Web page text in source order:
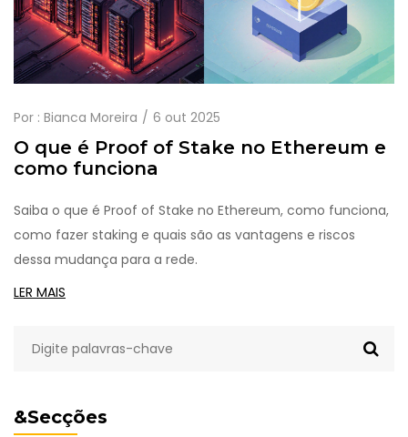
&Secções
Por : Bianca Moreira 6 out 2025
O que é Proof of Stake no Ethereum e
como funciona
Saiba o que é Proof of Stake no Ethereum, como funciona,
como fazer staking e quais são as vantagens e riscos
dessa mudança para a rede.
LER MAIS